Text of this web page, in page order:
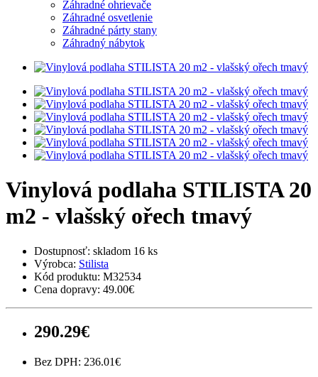
Záhradné ohrievače
Záhradné osvetlenie
Záhradné párty stany
Záhradný nábytok
Vinylová podlaha STILISTA 20
m2 - vlašský ořech tmavý
Dostupnosť: skladom 16 ks
Výrobca: Stilista
Kód produktu: M32534
Cena dopravy: 49.00€
290.29€
Bez DPH: 236.01€